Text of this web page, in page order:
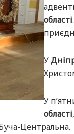
області
У
У
області
Центральна.